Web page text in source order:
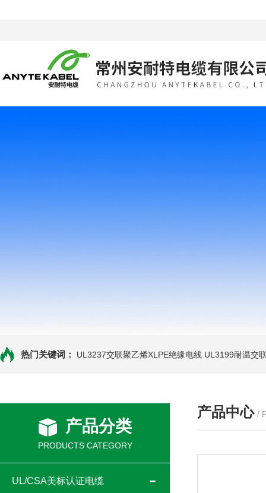
热门关键词： UL3237交联聚乙烯XLPE绝缘电线 UL3199耐温交
产品分类
PRODUCTS CATEGORY
UL/CSA美标认证电缆
产品中心 /